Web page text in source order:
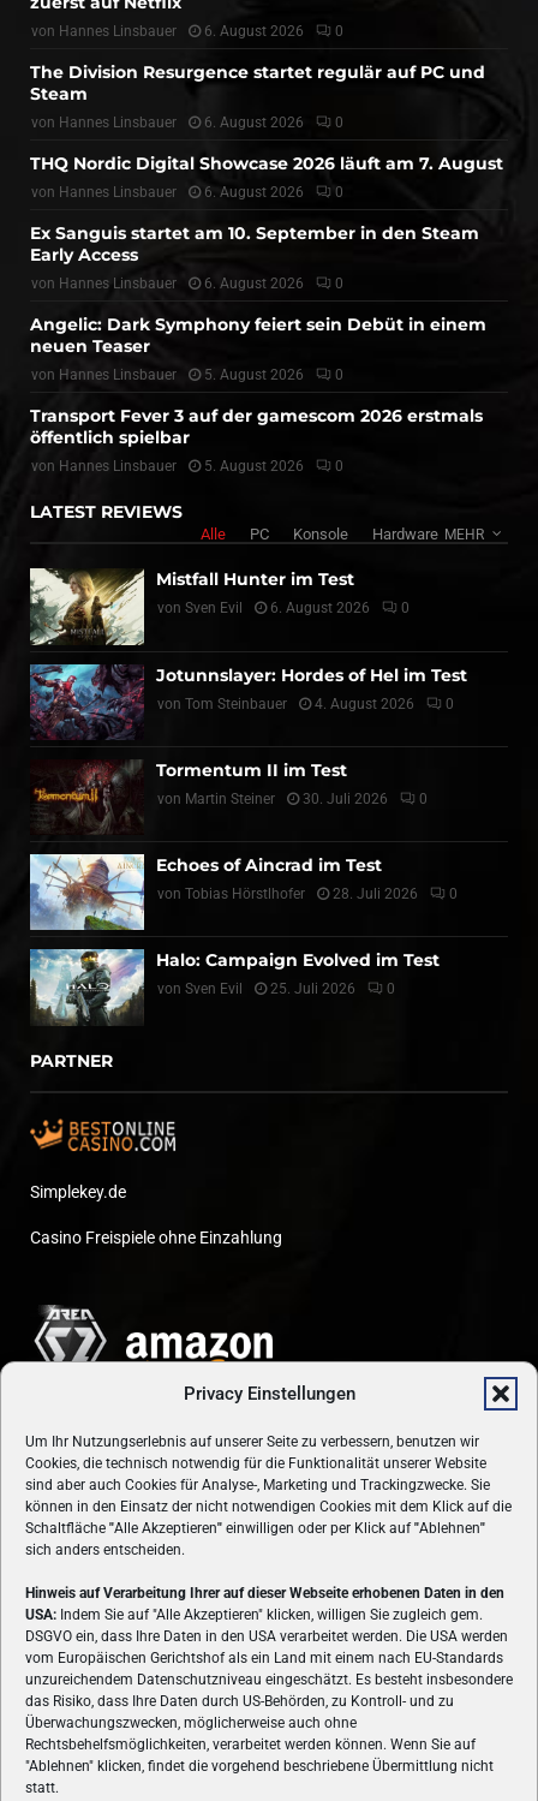
Privacy Einstellungen
Um Ihr Nutzungserlebnis auf unserer Seite zu verbessern, benutzen wir
Cookies, die technisch notwendig für die Funktionalität unserer Website
sind aber auch Cookies für Analyse-, Marketing und Trackingzwecke. Sie
können in den Einsatz der nicht notwendigen Cookies mit dem Klick auf die
Schaltfläche "Alle Akzeptieren" einwilligen oder per Klick auf"Ablehnen"
sich anders entscheiden.
Hinweis auf Verarbeitung Ihrer auf dieser Webseite erhobenen Daten in den
USA: Indem Sie auf "Alle Akzeptieren" klicken, willigen Sie zugleich gem.
DSGVO ein, dass Ihre Daten in den USA verarbeitet werden. Die USA werden
vom Europäischen Gerichtshof als ein Land mit einem nach EU-Standards
unzureichendem Datenschutzniveau eingeschätzt. Es besteht insbesondere
das Risiko, dass Ihre Daten durch US-Behörden, zu Kontroll- und zu
Überwachungszwecken, möglicherweise auch ohne
Rechtsbehelfsmöglichkeiten, verarbeitet werden können. Wenn Sie auf
"Ablehnen" klicken, findet die vorgehend beschriebene Übermittlung nicht
statt.
von Hannes Linsbauer 6. August 2026 0
The Division Resurgence startet regulär auf PC und
Steam
von Hannes Linsbauer 6. August 2026 0
THQ Nordic Digital Showcase 2026 läuft am 7. August
von Hannes Linsbauer 6. August 2026 0
Ex Sanguis startet am 10. September in den Steam
Early Access
von Hannes Linsbauer 6. August 2026 0
Angelic: Dark Symphony feiert sein Debüt in einem
neuen Teaser
von Hannes Linsbauer 5. August 2026 0
Transport Fever 3 auf der gamescom 2026 erstmals
öffentlich spielbar
von Hannes Linsbauer 5. August 2026 0
LATEST REVIEWS
Alle PC Konsole Hardware MEHR
Mistfall Hunter im Test
von Sven Evil 6. August 2026 0
Jotunnslayer: Hordes of Hel im Test
von Tom Steinbauer 4. August 2026 0
Tormentum II im Test
von Martin Steiner 30. Juli 2026 0
Echoes of Aincrad im Test
von Tobias Hörstlhofer 28. Juli 2026 0
Halo: Campaign Evolved im Test
von Sven Evil 25. Juli 2026 0
PARTNER
Simplekey.de
Casino Freispiele ohne Einzahlung
ÜBER UNS
VON GAMERN, FÜR GAMER! Gamers.at ist das älteste Online-
Spielemagazin Österreichs und bringt täglich aktuelle News,
Reviews und Videos zu PC- und Konsolenspielen, Gaming-
Hardware und aus der Welt des e-Sport's.